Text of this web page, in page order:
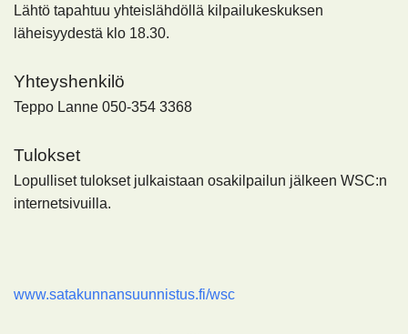
Lähtö tapahtuu yhteislähdöllä kilpailukeskuksen
läheisyydestä klo 18.30.
Yhteyshenkilö
Teppo Lanne 050-354 3368
Tulokset
Lopulliset tulokset julkaistaan osakilpailun jälkeen WSC:n
internetsivuilla.
www.satakunnansuunnistus.fi/wsc